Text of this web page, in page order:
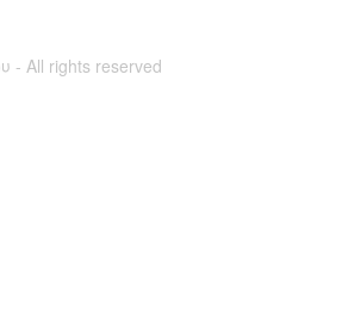
- All rights reserved